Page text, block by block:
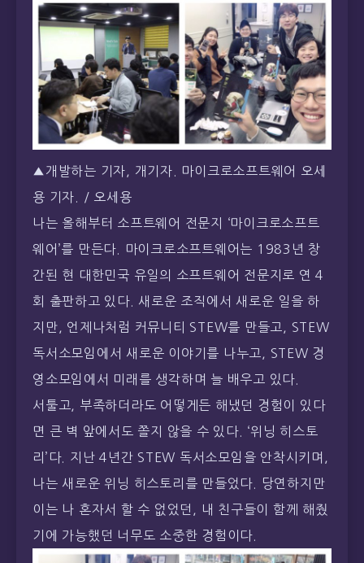
▲개발하는 기자, 개기자. 마이크로소프트웨어 오세
용 기자. / 오세용
나는 올해부터 소프트웨어 전문지 ‘마이크로소프트
웨어’를 만든다. 마이크로소프트웨어는 1983년 창
간된 현 대한민국 유일의 소프트웨어 전문지로 연 4
회 출판하고 있다. 새로운 조직에서 새로운 일을 하
지만, 언제나처럼 커뮤니티 STEW를 만들고, STEW
독서소모임에서 새로운 이야기를 나누고, STEW 경
영소모임에서 미래를 생각하며 늘 배우고 있다.
서툴고, 부족하더라도 어떻게든 해냈던 경험이 있다
면 큰 벽 앞에서도 쫄지 않을 수 있다. ‘위닝 히스토
리’다. 지난 4년간 STEW 독서소모임을 안착시키며,
나는 새로운 위닝 히스토리를 만들었다. 당연하지만
이는 나 혼자서 할 수 없었던, 내 친구들이 함께 해줬
기에 가능했던 너무도 소중한 경험이다.